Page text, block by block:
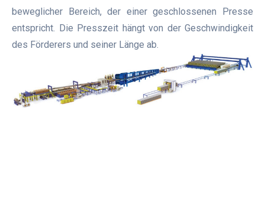
beweglicher Bereich, der einer geschlossenen Presse
entspricht. Die Presszeit hängt von der Geschwindigkeit
des Förderers und seiner Länge ab.